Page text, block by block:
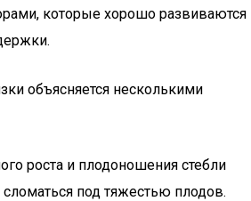
которые хорошо развиваются
объясняется несколькими
роста и плодоношения стебли
под тяжестью плодов.